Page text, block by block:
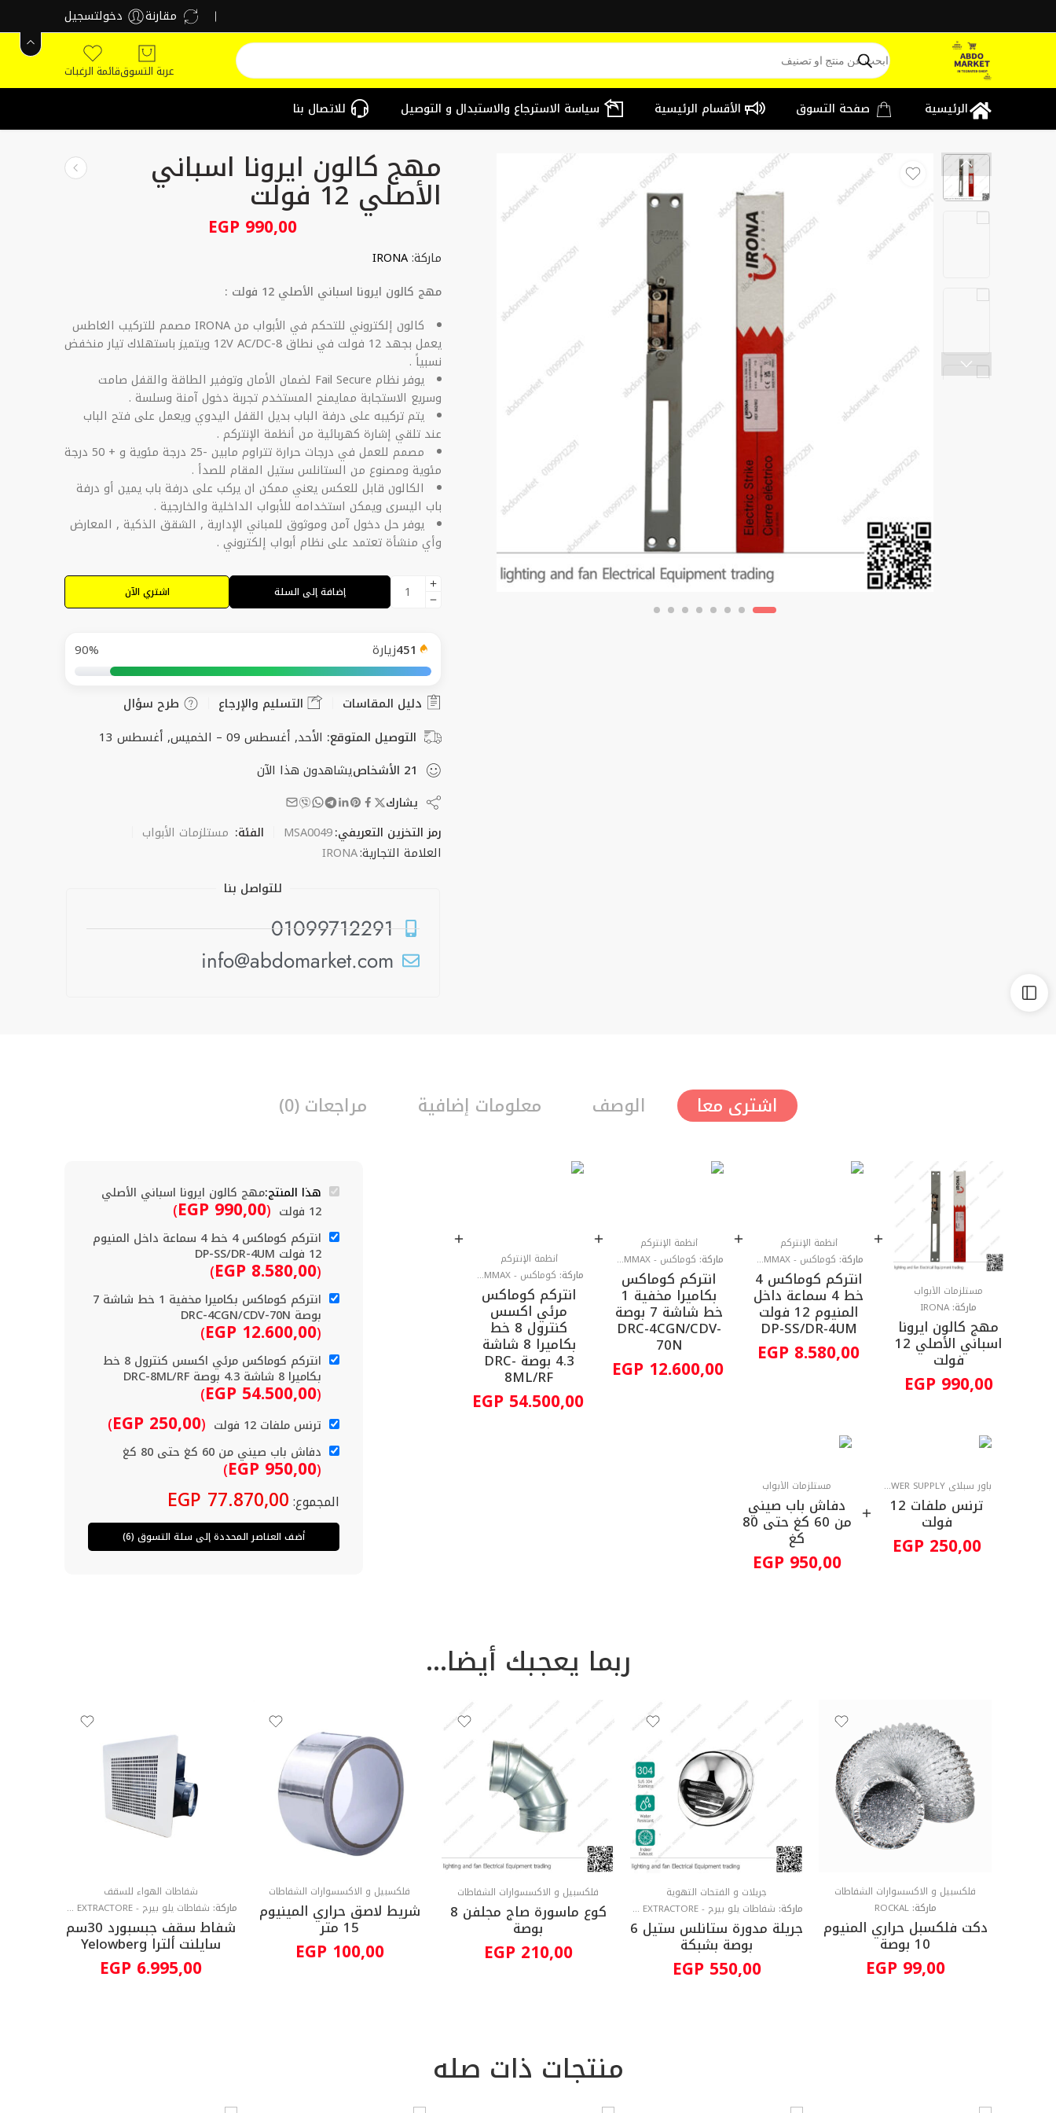
مقارنة دخولتسجيل
عربة التسوققائمة الرغبات
الرئيسية صفحة التسوق الأقسام الرئيسية سياسة الاسترجاع والاستبدال و التوصيل للاتصال بنا
مهج كالون ايرونا اسباني
الأصلي 12 فولت
990,00
EGP
ماركة:IRONA
مهج كالون ايرونا اسباني الأصلي 12 فولت :
كالون إلكتروني للتحكم في الأبواب من IRONA مصمم للتركيب الغاطس
يعمل بجهد 12 فولت في نطاق 8-12V AC/DC ويتميز باستهلاك تيار منخفض
نسبياً .
يوفر نظام Fail Secure لضمان الأمان وتوفير الطاقة والقفل صامت
وسريع الاستجابة ممايمنح المستخدم تجربة دخول آمنة وسلسة .
يتم تركيبه على درفة الباب بديل القفل اليدوي ويعمل على فتح الباب
عند تلقي إشارة كهربائية من أنظمة الإنتركم .
مصمم للعمل في درجات حرارة تتراوم مابين -25 درجة مئوية و + 50 درجة
مئوية ومصنوع من الستانلس ستيل المقام للصدأ .
الكالون قابل للعكس يعني ممكن ان يركب على درفة باب يمين أو درفة
باب اليسرى ويمكن استخدامه للأبواب الداخلية والخارجية .
يوفر حل دخول آمن وموثوق للمباني الإدارية , الشقق الذكية , المعارض
وأي منشأة تعتمد على نظام أبواب إلكتروني .
إضافة إلى السلة اشتري الآن
451زيارة 90%
دليل المقاسات التسليم والإرجاع
طرح سؤال
التوصيل المتوقع: الأحد, أغسطس 09 – الخميس, أغسطس 13
21 الأشخاصيشاهدون هذا الآن
يشارك
رمز التخزين التعريفي:MSA0049 الفئة: مستلزمات الأبواب
العلامة التجارية:IRONA
للتواصل بنا
01099712291
info@abdomarket.com
اشترى معا الوصف معلومات إضافية مراجعات (0)
مستلزمات الأبواب
ماركة: IRONA
مهج كالون ايرونا
اسباني الأصلي 12
فولت
990,00
EGP
أنظمة الإنتركم
ماركة: كوماكس - COMMAX
انتركم كوماكس 4
خط 4 سماعة داخل
المنيوم 12 فولت
DP-SS/DR-4UM
8.580,00
EGP
أنظمة الإنتركم
ماركة: كوماكس - COMMAX
انتركم كوماكس
بكاميرا مخفية 1
خط شاشة 7 بوصة
DRC-4CGN/CDV-
70N
12.600,00
EGP
أنظمة الإنتركم
ماركة: كوماكس - COMMAX
انتركم كوماكس
مرئي اكسس
كنترول 8 خط
بكاميرا 8 شاشة
4.3 بوصة DRC-
8ML/RF
54.500,00
EGP
باور سبلاي POWER SUPPLY
ترنس ملفات 12
فولت
250,00
EGP
مستلزمات الأبواب
دفاش باب صيني
من 60 كغ حتى 80
كغ
950,00
EGP
هذا المنتج:مهج كالون ايرونا اسباني الأصلي
12 فولت
(
990,00
EGP
)
انتركم كوماكس 4 خط 4 سماعة داخل المنيوم
12 فولت DP-SS/DR-4UM
(
8.580,00
EGP
)
انتركم كوماكس بكاميرا مخفية 1 خط شاشة 7
بوصة DRC-4CGN/CDV-70N
(
12.600,00
EGP
)
انتركم كوماكس مرئي اكسس كنترول 8 خط
بكاميرا 8 شاشة 4.3 بوصة DRC-8ML/RF
(
54.500,00
EGP
)
ترنس ملفات 12 فولت (
250,00
EGP
)
دفاش باب صيني من 60 كغ حتى 80 كغ
(
950,00
EGP
)
المجموع: 77.870,00
EGP
أضف العناصر المحددة إلى سلة التسوق (6)
ربما يعجبك أيضا…
فلكسبيل و الاكسسوارات الشفاطات
ماركة:ROCKAL
دكت فلكسبل حراري المنيوم
10 بوصة
99,00
EGP
جريلات و الفتحات التهوية
ماركة: شفاطات يلو بيرج - YELOWBERG AIR EXTRACTORE
جريلة مدورة ستانلس ستيل 6
بوصة بشبكة
550,00
EGP
فلكسبيل و الاكسسوارات الشفاطات
كوع ماسورة صاج مجلفن 8
بوصة
210,00
EGP
فلكسبيل و الاكسسوارات الشفاطات
شريط لاصق حراري المينيوم
15 متر
100,00
EGP
شفاطات الهواء للسقف
ماركة: شفاطات يلو بيرج - YELOWBERG AIR EXTRACTORE
شفاط سقف جبسبورد 30سم
سايلنت ألترا Yelowberg
6.995,00
EGP
منتجات ذات صله